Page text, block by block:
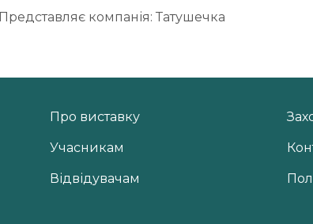
Представляє компанія: Татушечка
Про виставку
Учасникам
Відвідувачам